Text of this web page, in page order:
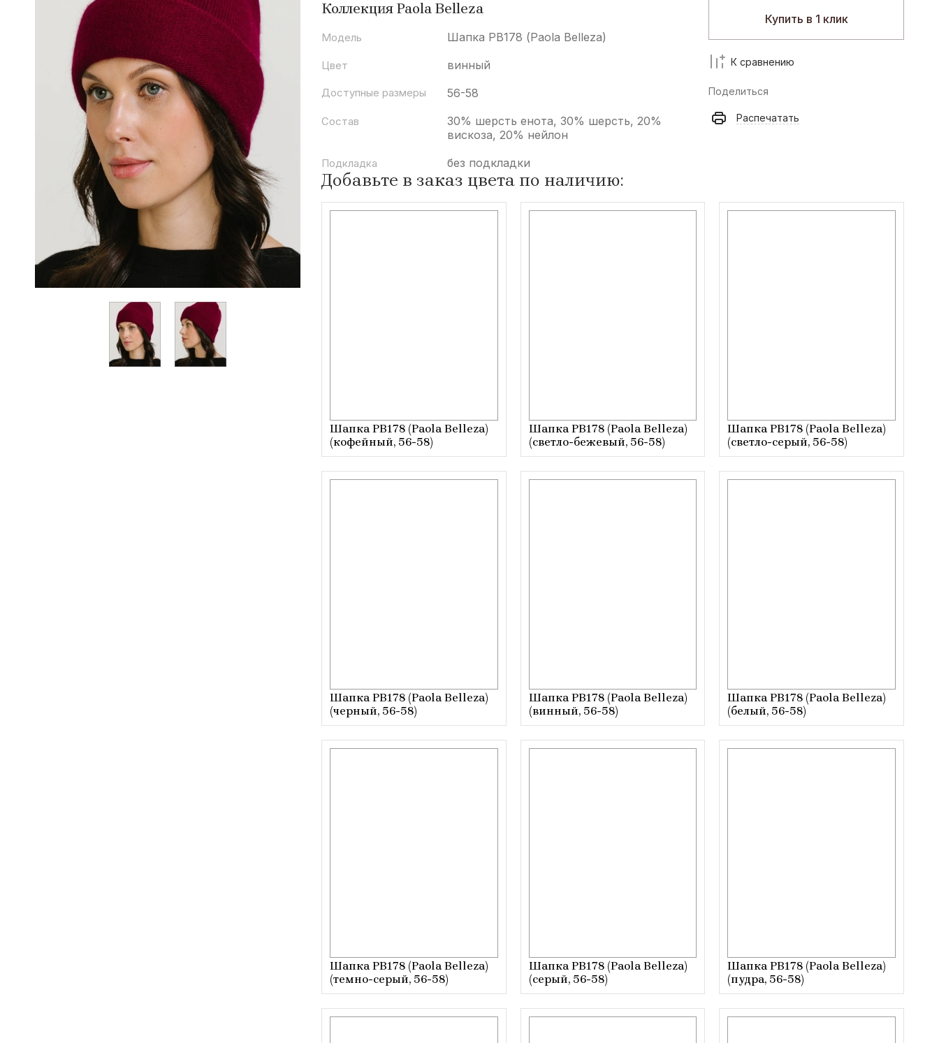
Коллекция Paola Belleza
Модель Шапка РВ178 (Paola Belleza)
Цвет винный
Доступные размеры 56-58
Состав
30% шерсть енота, 30% шерсть, 20%
вискоза, 20% нейлон
Подкладка без подкладки
Купить в 1 клик
К сравнению
Поделиться
Распечатать
Добавьте в заказ цвета по наличию:
Шапка РВ178 (Paola Belleza)
(кофейный, 56-58)
Шапка РВ178 (Paola Belleza)
(светло-бежевый, 56-58)
Шапка РВ178 (Paola Belleza)
(светло-серый, 56-58)
Шапка РВ178 (Paola Belleza)
(черный, 56-58)
Шапка РВ178 (Paola Belleza)
(винный, 56-58)
Шапка РВ178 (Paola Belleza)
(белый, 56-58)
Шапка РВ178 (Paola Belleza)
(темно-серый, 56-58)
Шапка РВ178 (Paola Belleza)
(серый, 56-58)
Шапка РВ178 (Paola Belleza)
(пудра, 56-58)